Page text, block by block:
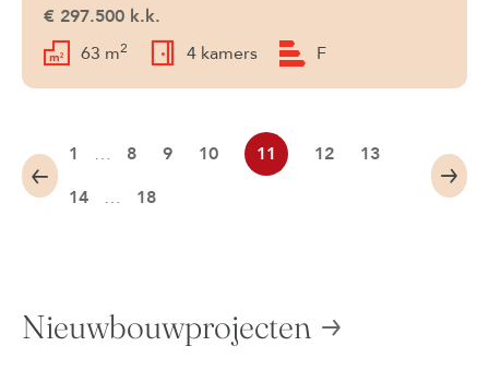
€ 297.500 k.k.
63 m2 4 kamers F
1 … 8 9 10 11 12
13
14
… 18
Nieuwbouwprojecten